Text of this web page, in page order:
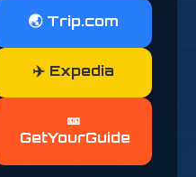
🌏 Trip.com
✈️ Expedia
🎫
GetYourGuide